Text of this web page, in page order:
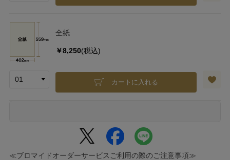
全紙
￥8,250(税込)
カートに入れる
≪ブロマイドオーダーサービスご利用の際のご注意事項≫